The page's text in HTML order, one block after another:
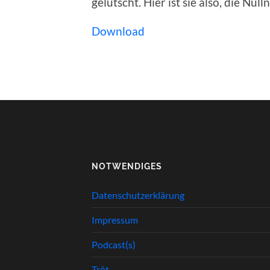
Download
NOTWENDIGES
Datenschutzerklärung
Impressum
Podcast(s)